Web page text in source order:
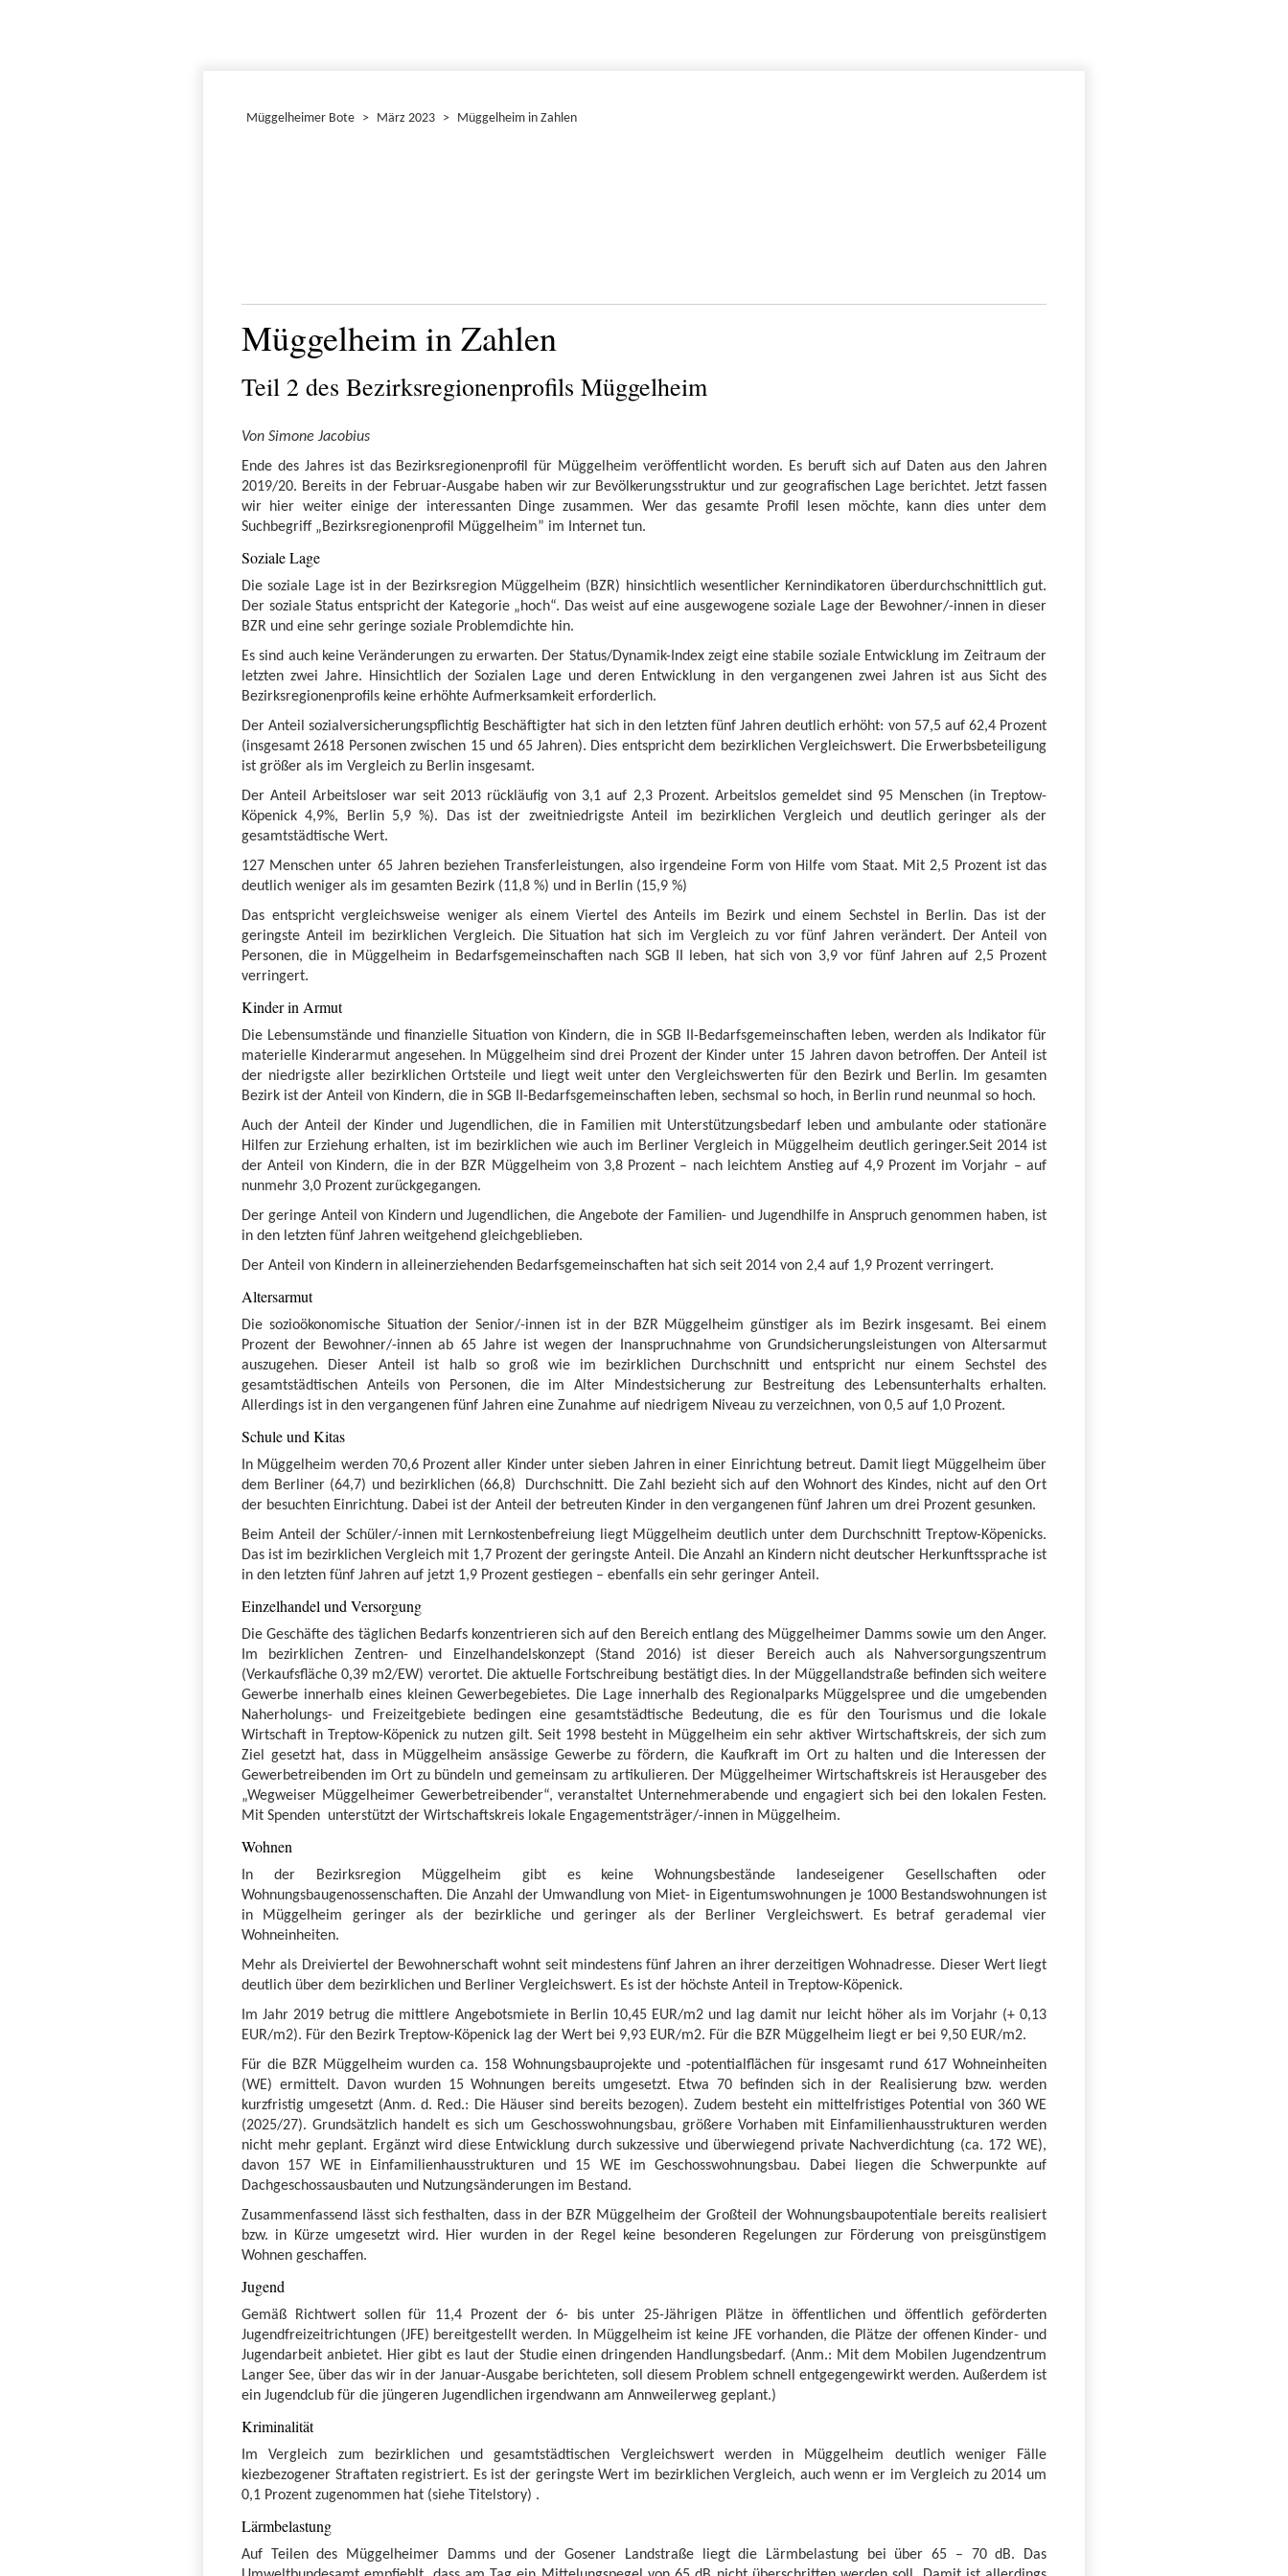
Müggelheimer Bote > März 2023 > Müggelheim in Zahlen
Müggelheim in Zahlen
Teil 2 des Bezirksregionenprofils Müggelheim
Von Simone Jacobius
Ende des Jahres ist das Bezirksregionenprofil für Müggelheim veröffentlicht worden. Es beruft sich auf Daten aus den Jahren
2019/20. Bereits in der Februar-Ausgabe haben wir zur Bevölkerungsstruktur und zur geografischen Lage berichtet. Jetzt fassen
wir hier weiter einige der interessanten Dinge zusammen. Wer das gesamte Profil lesen möchte, kann dies unter dem
Suchbegriff „Bezirksregionenprofil Müggelheim” im Internet tun.
Soziale Lage
Die soziale Lage ist in der Bezirksregion Müggelheim (BZR) hinsichtlich wesentlicher Kernindikatoren überdurchschnittlich gut.
Der soziale Status entspricht der Kategorie „hoch“. Das weist auf eine ausgewogene soziale Lage der Bewohner/-innen in dieser
BZR und eine sehr geringe soziale Problemdichte hin.
Es sind auch keine Veränderungen zu erwarten. Der Status/Dynamik-Index zeigt eine stabile soziale Entwicklung im Zeitraum der
letzten zwei Jahre. Hinsichtlich der Sozialen Lage und deren Entwicklung in den vergangenen zwei Jahren ist aus Sicht des
Bezirksregionenprofils keine erhöhte Aufmerksamkeit erforderlich.
Der Anteil sozialversicherungspflichtig Beschäftigter hat sich in den letzten fünf Jahren deutlich erhöht: von 57,5 auf 62,4 Prozent
(insgesamt 2618 Personen zwischen 15 und 65 Jahren). Dies entspricht dem bezirklichen Vergleichswert. Die Erwerbsbeteiligung
ist größer als im Vergleich zu Berlin insgesamt.
Der Anteil Arbeitsloser war seit 2013 rückläufig von 3,1 auf 2,3 Prozent. Arbeitslos gemeldet sind 95 Menschen (in Treptow-
Köpenick 4,9%, Berlin 5,9 %). Das ist der zweitniedrigste Anteil im bezirklichen Vergleich und deutlich geringer als der
gesamtstädtische Wert.
127 Menschen unter 65 Jahren beziehen Transferleistungen, also irgendeine Form von Hilfe vom Staat. Mit 2,5 Prozent ist das
deutlich weniger als im gesamten Bezirk (11,8 %) und in Berlin (15,9 %)
Das entspricht vergleichsweise weniger als einem Viertel des Anteils im Bezirk und einem Sechstel in Berlin. Das ist der
geringste Anteil im bezirklichen Vergleich. Die Situation hat sich im Vergleich zu vor fünf Jahren verändert. Der Anteil von
Personen, die in Müggelheim in Bedarfsgemeinschaften nach SGB II leben, hat sich von 3,9 vor fünf Jahren auf 2,5 Prozent
verringert.
Kinder in Armut
Die Lebensumstände und finanzielle Situation von Kindern, die in SGB II-Bedarfsgemeinschaften leben, werden als Indikator für
materielle Kinderarmut angesehen. In Müggelheim sind drei Prozent der Kinder unter 15 Jahren davon betroffen. Der Anteil ist
der niedrigste aller bezirklichen Ortsteile und liegt weit unter den Vergleichswerten für den Bezirk und Berlin. Im gesamten
Bezirk ist der Anteil von Kindern, die in SGB II-Bedarfsgemeinschaften leben, sechsmal so hoch, in Berlin rund neunmal so hoch.
Auch der Anteil der Kinder und Jugendlichen, die in Familien mit Unterstützungsbedarf leben und ambulante oder stationäre
Hilfen zur Erziehung erhalten, ist im bezirklichen wie auch im Berliner Vergleich in Müggelheim deutlich geringer.Seit 2014 ist
der Anteil von Kindern, die in der BZR Müggelheim von 3,8 Prozent – nach leichtem Anstieg auf 4,9 Prozent im Vorjahr – auf
nunmehr 3,0 Prozent zurückgegangen.
Der geringe Anteil von Kindern und Jugendlichen, die Angebote der Familien- und Jugendhilfe in Anspruch genommen haben, ist
in den letzten fünf Jahren weitgehend gleichgeblieben.
Der Anteil von Kindern in alleinerziehenden Bedarfsgemeinschaften hat sich seit 2014 von 2,4 auf 1,9 Prozent verringert.
Altersarmut
Die sozioökonomische Situation der Senior/-innen ist in der BZR Müggelheim günstiger als im Bezirk insgesamt. Bei einem
Prozent der Bewohner/-innen ab 65 Jahre ist wegen der Inanspruchnahme von Grundsicherungsleistungen von Altersarmut
auszugehen. Dieser Anteil ist halb so groß wie im bezirklichen Durchschnitt und entspricht nur einem Sechstel des
gesamtstädtischen Anteils von Personen, die im Alter Mindestsicherung zur Bestreitung des Lebensunterhalts erhalten.
Allerdings ist in den vergangenen fünf Jahren eine Zunahme auf niedrigem Niveau zu verzeichnen, von 0,5 auf 1,0 Prozent.
Schule und Kitas
In Müggelheim werden 70,6 Prozent aller Kinder unter sieben Jahren in einer Einrichtung betreut. Damit liegt Müggelheim über
dem Berliner (64,7) und bezirklichen (66,8) Durchschnitt. Die Zahl bezieht sich auf den Wohnort des Kindes, nicht auf den Ort
der besuchten Einrichtung. Dabei ist der Anteil der betreuten Kinder in den vergangenen fünf Jahren um drei Prozent gesunken.
Beim Anteil der Schüler/-innen mit Lernkostenbefreiung liegt Müggelheim deutlich unter dem Durchschnitt Treptow-Köpenicks.
Das ist im bezirklichen Vergleich mit 1,7 Prozent der geringste Anteil. Die Anzahl an Kindern nicht deutscher Herkunftssprache ist
in den letzten fünf Jahren auf jetzt 1,9 Prozent gestiegen – ebenfalls ein sehr geringer Anteil.
Einzelhandel und Versorgung
Die Geschäfte des täglichen Bedarfs konzentrieren sich auf den Bereich entlang des Müggelheimer Damms sowie um den Anger.
Im bezirklichen Zentren- und Einzelhandelskonzept (Stand 2016) ist dieser Bereich auch als Nahversorgungszentrum
(Verkaufsfläche 0,39 m2/EW) verortet. Die aktuelle Fortschreibung bestätigt dies. In der Müggellandstraße befinden sich weitere
Gewerbe innerhalb eines kleinen Gewerbegebietes. Die Lage innerhalb des Regionalparks Müggelspree und die umgebenden
Naherholungs- und Freizeitgebiete bedingen eine gesamtstädtische Bedeutung, die es für den Tourismus und die lokale
Wirtschaft in Treptow-Köpenick zu nutzen gilt. Seit 1998 besteht in Müggelheim ein sehr aktiver Wirtschaftskreis, der sich zum
Ziel gesetzt hat, dass in Müggelheim ansässige Gewerbe zu fördern, die Kaufkraft im Ort zu halten und die Interessen der
Gewerbetreibenden im Ort zu bündeln und gemeinsam zu artikulieren. Der Müggelheimer Wirtschaftskreis ist Herausgeber des
„Wegweiser Müggelheimer Gewerbetreibender“, veranstaltet Unternehmerabende und engagiert sich bei den lokalen Festen.
Mit Spenden unterstützt der Wirtschaftskreis lokale Engagementsträger/-innen in Müggelheim.
Wohnen
In der Bezirksregion Müggelheim gibt es keine Wohnungsbestände landeseigener Gesellschaften oder
Wohnungsbaugenossenschaften. Die Anzahl der Umwandlung von Miet- in Eigentumswohnungen je 1000 Bestandswohnungen ist
in Müggelheim geringer als der bezirkliche und geringer als der Berliner Vergleichswert. Es betraf gerademal vier
Wohneinheiten.
Mehr als Dreiviertel der Bewohnerschaft wohnt seit mindestens fünf Jahren an ihrer derzeitigen Wohnadresse. Dieser Wert liegt
deutlich über dem bezirklichen und Berliner Vergleichswert. Es ist der höchste Anteil in Treptow-Köpenick.
Im Jahr 2019 betrug die mittlere Angebotsmiete in Berlin 10,45 EUR/m2 und lag damit nur leicht höher als im Vorjahr (+ 0,13
EUR/m2). Für den Bezirk Treptow-Köpenick lag der Wert bei 9,93 EUR/m2. Für die BZR Müggelheim liegt er bei 9,50 EUR/m2.
Für die BZR Müggelheim wurden ca. 158 Wohnungsbauprojekte und -potentialflächen für insgesamt rund 617 Wohneinheiten
(WE) ermittelt. Davon wurden 15 Wohnungen bereits umgesetzt. Etwa 70 befinden sich in der Realisierung bzw. werden
kurzfristig umgesetzt (Anm. d. Red.: Die Häuser sind bereits bezogen). Zudem besteht ein mittelfristiges Potential von 360 WE
(2025/27). Grundsätzlich handelt es sich um Geschosswohnungsbau, größere Vorhaben mit Einfamilienhausstrukturen werden
nicht mehr geplant. Ergänzt wird diese Entwicklung durch sukzessive und überwiegend private Nachverdichtung (ca. 172 WE),
davon 157 WE in Einfamilienhausstrukturen und 15 WE im Geschosswohnungsbau. Dabei liegen die Schwerpunkte auf
Dachgeschossausbauten und Nutzungsänderungen im Bestand.
Zusammenfassend lässt sich festhalten, dass in der BZR Müggelheim der Großteil der Wohnungsbaupotentiale bereits realisiert
bzw. in Kürze umgesetzt wird. Hier wurden in der Regel keine besonderen Regelungen zur Förderung von preisgünstigem
Wohnen geschaffen.
Jugend
Gemäß Richtwert sollen für 11,4 Prozent der 6- bis unter 25-Jährigen Plätze in öffentlichen und öffentlich geförderten
Jugendfreizeitrichtungen (JFE) bereitgestellt werden. In Müggelheim ist keine JFE vorhanden, die Plätze der offenen Kinder- und
Jugendarbeit anbietet. Hier gibt es laut der Studie einen dringenden Handlungsbedarf. (Anm.: Mit dem Mobilen Jugendzentrum
Langer See, über das wir in der Januar-Ausgabe berichteten, soll diesem Problem schnell entgegengewirkt werden. Außerdem ist
ein Jugendclub für die jüngeren Jugendlichen irgendwann am Annweilerweg geplant.)
Kriminalität
Im Vergleich zum bezirklichen und gesamtstädtischen Vergleichswert werden in Müggelheim deutlich weniger Fälle
kiezbezogener Straftaten registriert. Es ist der geringste Wert im bezirklichen Vergleich, auch wenn er im Vergleich zu 2014 um
0,1 Prozent zugenommen hat (siehe Titelstory) .
Lärmbelastung
Auf Teilen des Müggelheimer Damms und der Gosener Landstraße liegt die Lärmbelastung bei über 65 – 70 dB. Das